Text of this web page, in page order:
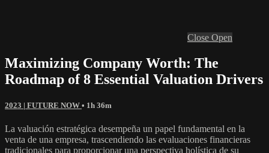
Close Open
Maximizing Company Worth: The
Roadmap of 8 Essential Valuation Drivers
2023 | FUTURE NOW • 1h 36m
La valuación estratégica desempeña un papel fundamental en la
venta de una empresa, trascendiendo las evaluaciones financieras
tradicionales para proporcionar una perspectiva holística de su